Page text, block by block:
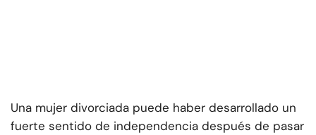
Una mujer divorciada puede haber desarrollado un
fuerte sentido de independencia después de pasar